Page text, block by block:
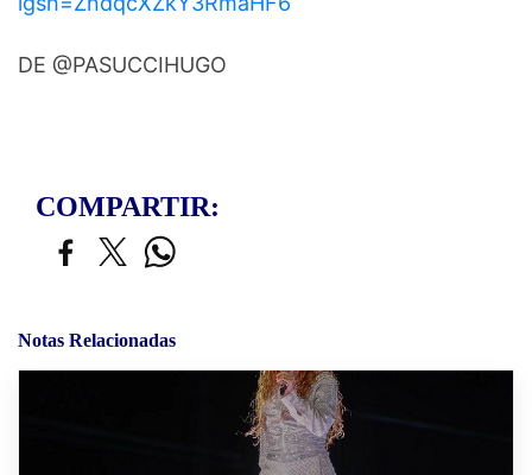
DE @PASUCCIHUGO
COMPARTIR:
Notas Relacionadas